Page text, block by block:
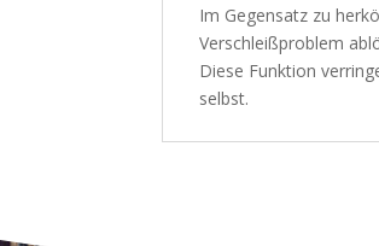
Im Gegensatz zu
Verschleißproblem
Diese Funktion
selbst.